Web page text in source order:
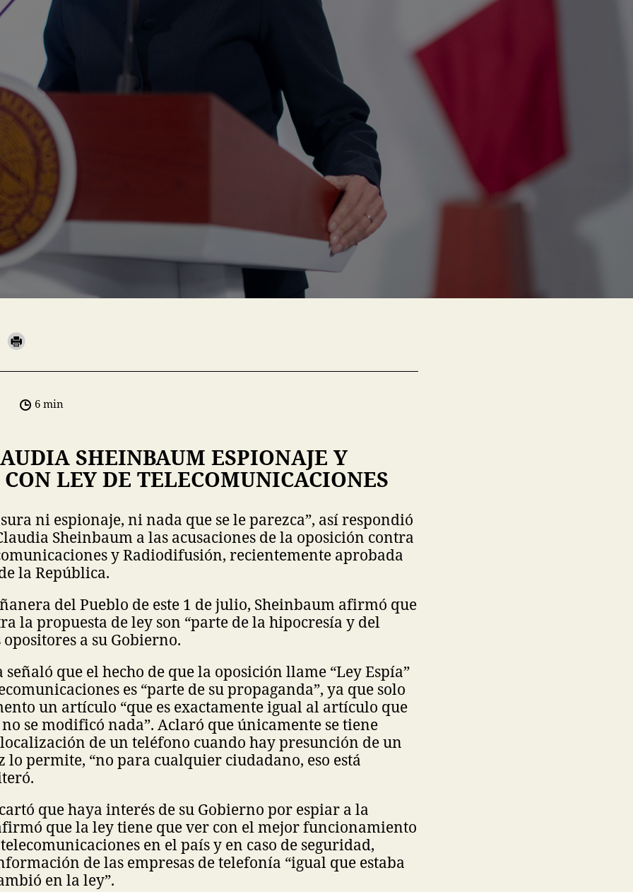
6 min
SHEINBAUM ESPIONAJE Y
LEY DE TELECOMUNICACIONES
ni espionaje, ni nada que se le parezca”, así respondió
Sheinbaum a las acusaciones de la oposición contra
y Radiodifusión, recientemente aprobada
la República.
del Pueblo de este 1 de julio, Sheinbaum afirmó que
la propuesta de ley son “parte de la hipocresía y del
opositores a su Gobierno.
que el hecho de que la oposición llame “Ley Espía”
es “parte de su propaganda”, ya que solo
un artículo “que es exactamente igual al artículo que
se modificó nada”. Aclaró que únicamente se tiene
de un teléfono cuando hay presunción de un
lo permite, “no para cualquier ciudadano, eso está
que haya interés de su Gobierno por espiar a la
que la ley tiene que ver con el mejor funcionamiento
en el país y en caso de seguridad,
de las empresas de telefonía “igual que estaba
en la ley”.